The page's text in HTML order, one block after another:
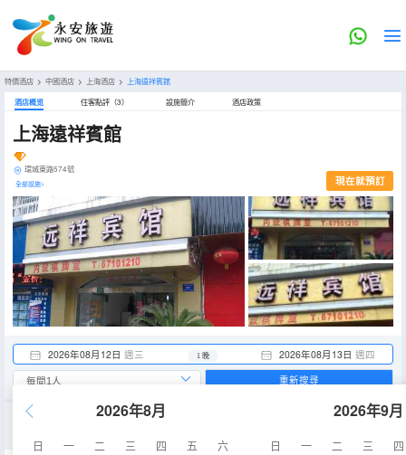
特價酒店 > 中國酒店 > 上海酒店 > 上海遠祥賓館
酒店概览 住客點評（3） 設施簡介 酒店政策
上海遠祥賓館
環城東路574號
全部設施> 現在就預訂
2026年08月12日 週三 2026年08月13日 週四
1 晚
2026年8月
日 一 二 三 四 五
六
2026年9月
日 一 二 三
四
重新搜尋